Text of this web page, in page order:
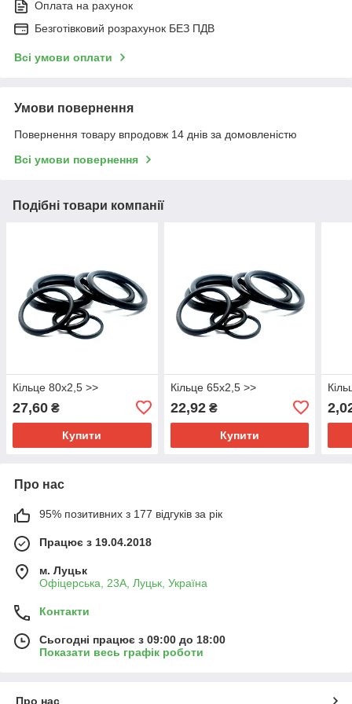
Оплата на рахунок
Безготівковий розрахунок БЕЗ ПДВ
Всі умови оплати
Умови повернення
Повернення товару впродовж 14 днів за домовленістю
Всі умови повернення
Подібні товари компанії
Кільце 80х2,5 >>
27,60 ₴
Купити
Кільце 65х2,5 >>
22,92₴
Купити
Про нас
95% позитивних з 177 відгуків за рік
Працює з 19.04.2018
м. Луцьк
Офіцерська, 23А, Луцьк, Україна
Контакти
Сьогодні працює з 09:00 до 18:00
Показати весь графік роботи
Про нас